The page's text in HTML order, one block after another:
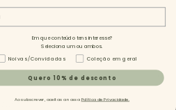
Em que conteúdo tens interesse?
Seleciona um ou ambos.
de Conteúdo - NL
Noivas/Convidadas Coleção em geral
Quero 10% de desconto
Ao subscrever, aceitas a nossa Política de Privacidade.